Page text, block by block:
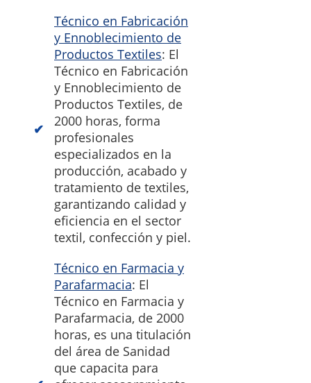
Técnico en Fabricación
y Ennoblecimiento de
Productos Textiles: El
Técnico en Fabricación
y Ennoblecimiento de
Productos Textiles, de
2000 horas, forma
profesionales
especializados en la
producción, acabado y
tratamiento de textiles,
garantizando calidad y
eficiencia en el sector
textil, confección y piel.
Técnico en Farmacia y
Parafarmacia: El
Técnico en Farmacia y
Parafarmacia, de 2000
horas, es una titulación
del área de Sanidad
que capacita para